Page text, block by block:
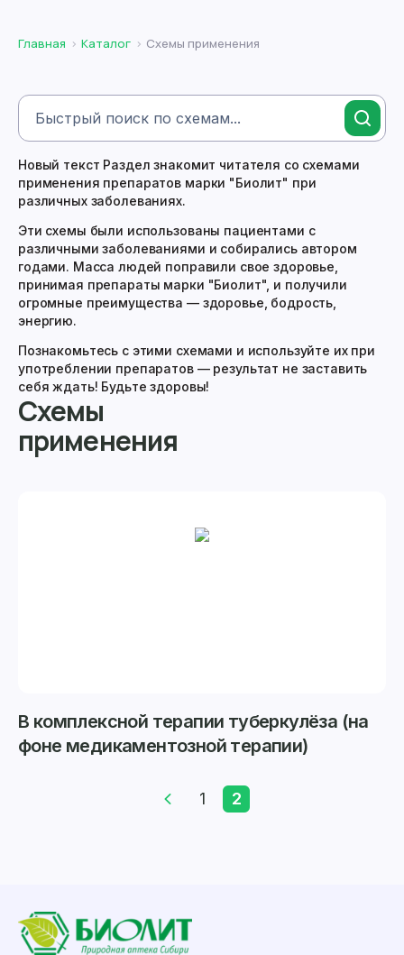
Главная Каталог Схемы применения
Схемы
применения
Новый текст Раздел знакомит читателя со схемами
применения препаратов марки "Биолит" при
различных заболеваниях.
Эти схемы были использованы пациентами с
различными заболеваниями и собирались автором
годами. Масса людей поправили свое здоровье,
принимая препараты марки "Биолит", и получили
огромные преимущества — здоровье, бодрость,
энергию.
Познакомьтесь с этими схемами и используйте их при
употреблении препаратов — результат не заставить
себя ждать! Будьте здоровы!
В комплексной терапии туберкулёза (на
фоне медикаментозной терапии)
1 2